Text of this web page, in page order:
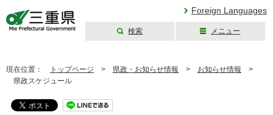
Foreign Languages
検索 メニュー
現在位置： トップページ > 県政・お知らせ情報 > お知らせ情報 >
県政スケジュール